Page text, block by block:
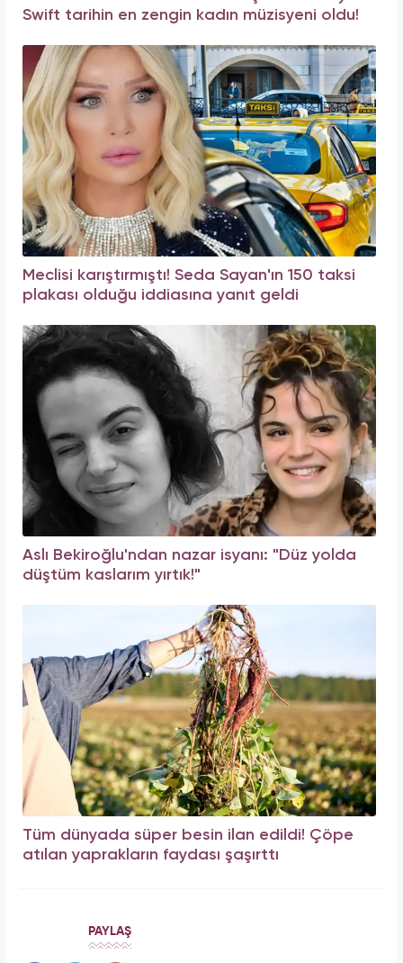
Swift tarihin en zengin kadın müzisyeni oldu!
Meclisi karıştırmıştı! Seda Sayan'ın 150 taksi
plakası olduğu iddiasına yanıt geldi
Aslı Bekiroğlu'ndan nazar isyanı: "Düz yolda
düştüm kaslarım yırtık!"
Tüm dünyada süper besin ilan edildi! Çöpe
atılan yaprakların faydası şaşırttı
PAYLAŞ